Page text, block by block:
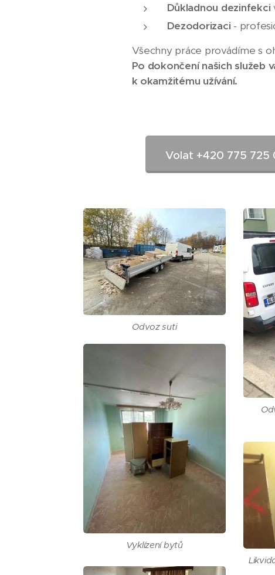
Důkladnou dezinfekci
Dezodorizaci -
Všechny práce provádíme s
Po dokončení našich služeb
k okamžitému užívání.
Volat +420 775 725
Odvoz suti
Vyklízení bytů